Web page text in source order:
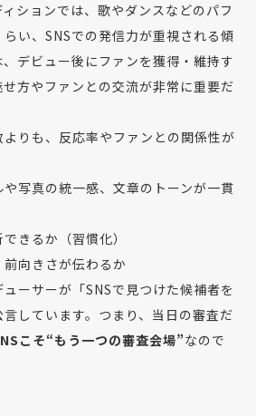
ションでは、歌やダンスなどのパフ
い、SNSでの発信力が重視される傾
デビュー後にファンを獲得・維持す
方やファンとの交流が非常に重要だ
よりも、反応率やファンとの関係性が
や写真の統一感、文章のトーンが一貫
きるか（習慣化）
前向きさが伝わるか
ーサーが「SNSで見つけた候補者を
しています。つまり、当日の審査だ
こそ“もう一つの審査会場”なので